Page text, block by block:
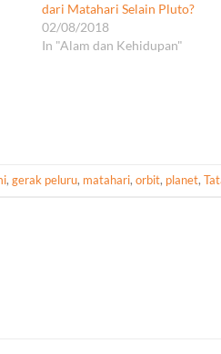
dari Matahari Selain Pluto?
02/08/2018
In "Alam dan Kehidupan"
,gerak peluru, matahari,orbit, planet,